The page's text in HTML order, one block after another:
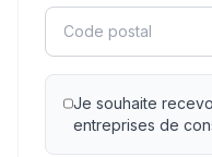
Je souhaite
entreprises de